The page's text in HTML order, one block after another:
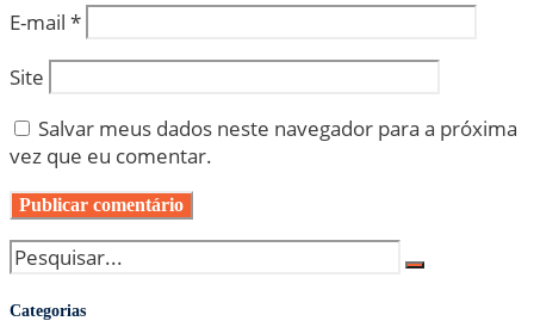
E-mail *
Site
Salvar meus dados neste navegador para a próxima
vez que eu comentar.
Categorias